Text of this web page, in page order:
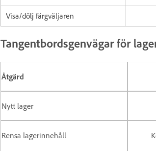
Visa/dölj färgväljaren
Tangentbordsgenvägar för
Åtgärd
Nytt lager
Rensa lagerinnehåll